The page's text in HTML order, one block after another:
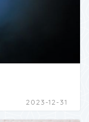
2023-12-31